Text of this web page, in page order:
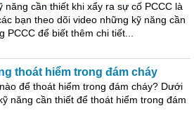
năng cần thiết khi xẩy ra sự cố PCCC là
bạn theo dõi video những kỹ năng cần
PCCC để biết thêm chi tiết...
thoát hiểm trong đám cháy
để thoát hiểm trong đám cháy? Dưới
năng cần thiết để thoát hiểm trong đám